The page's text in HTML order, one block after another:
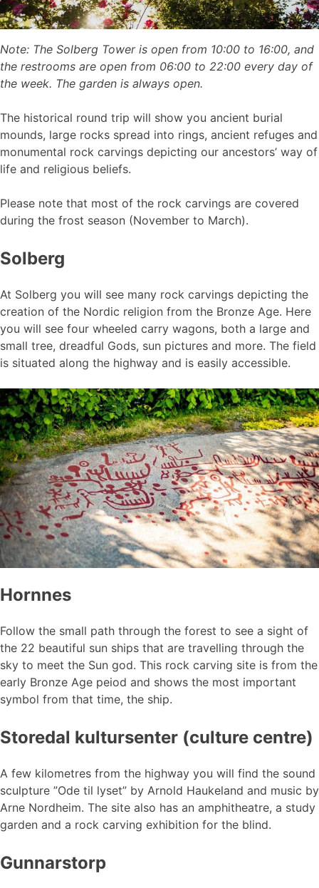
Note: The Solberg Tower is open from 10:00 to 16:00, and
the restrooms are open from 06:00 to 22:00 every day of
the week. The garden is always open.
The historical round trip will show you ancient burial
mounds, large rocks spread into rings, ancient refuges and
monumental rock carvings depicting our ancestors’ way of
life and religious beliefs.
Please note that most of the rock carvings are covered
during the frost season (November to March).
Solberg
At Solberg you will see many rock carvings depicting the
creation of the Nordic religion from the Bronze Age. Here
you will see four wheeled carry wagons, both a large and
small tree, dreadful Gods, sun pictures and more. The field
is situated along the highway and is easily accessible.
Hornnes
Follow the small path through the forest to see a sight of
the 22 beautiful sun ships that are travelling through the
sky to meet the Sun god. This rock carving site is from the
early Bronze Age peiod and shows the most important
symbol from that time, the ship.
Storedal kultursenter (culture centre)
A few kilometres from the highway you will find the sound
sculpture ”Ode til lyset” by Arnold Haukeland and music by
Arne Nordheim. The site also has an amphitheatre, a study
garden and a rock carving exhibition for the blind.
Gunnarstorp